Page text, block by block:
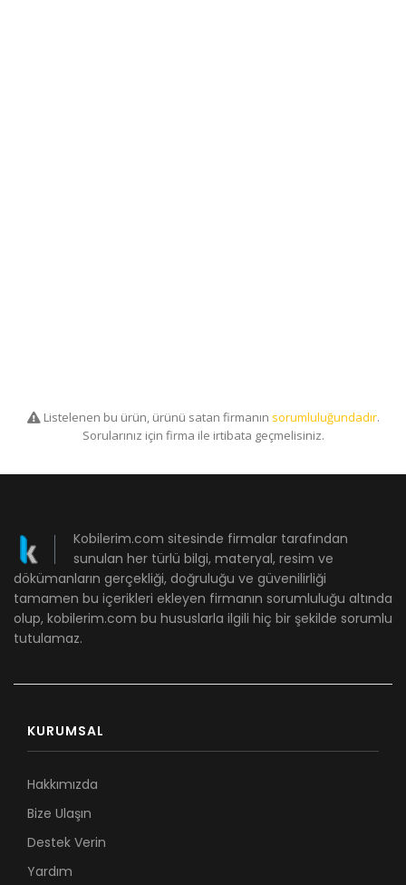
Listelenen bu ürün, ürünü satan firmanın sorumluluğundadır.
Sorularınız için firma ile irtibata geçmelisiniz.
Kobilerim.com sitesinde firmalar tarafından
sunulan her türlü bilgi, materyal, resim ve
dökümanların gerçekliği, doğruluğu ve güvenilirliği
tamamen bu içerikleri ekleyen firmanın sorumluluğu altında
olup, kobilerim.com bu hususlarla ilgili hiç bir şekilde sorumlu
tutulamaz.
KURUMSAL
Hakkımızda
Bize Ulaşın
Destek Verin
Yardım